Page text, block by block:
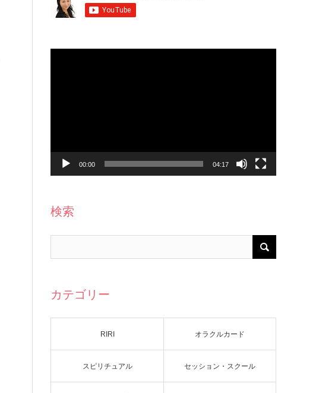
00:00 04:17
検索
カテゴリー
RIRI オラクルカード
スピリチュアル セッション・スクール